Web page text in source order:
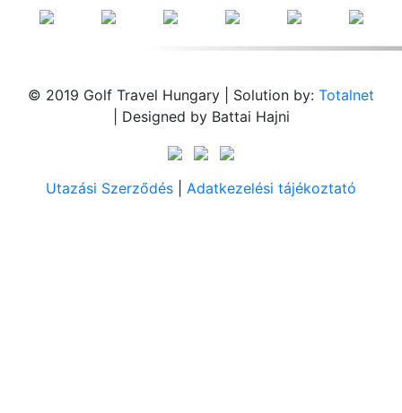
© 2019 Golf Travel Hungary | Solution by: Totalnet
| Designed by Battai Hajni
Utazási Szerződés Adatkezelési tájékoztató